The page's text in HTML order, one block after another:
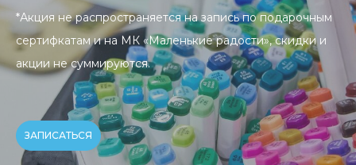
*Акция не распространяется на запись по подарочным
сертифкатами на МК «Маленькие радости», скидки и
акции не суммируются.
ЗАПИСАТЬСЯ